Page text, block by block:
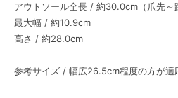
アウトソール全長 / 約30.0cm（爪先～
最大幅 / 約10.9cm
高さ / 約28.0cm
参考サイズ / 幅広26.5cm程度の方が適